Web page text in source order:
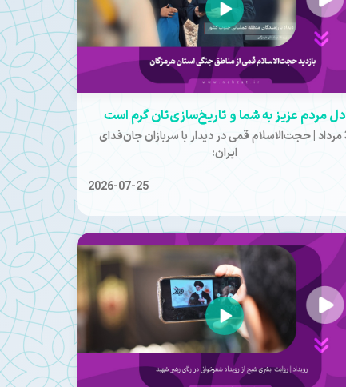
دل مردم عزیز به شما و تاریخ‌سازی‌تان گرم است
3 مرداد | ️حجت‌الاسلام قمی در دیدار با سربازان جان‌فدای
ایران:
2026-07-25